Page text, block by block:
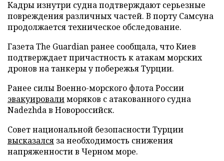
Кадры изнутри судна подтверждают серьезные
повреждения различных частей. В порту Самсуна
продолжается техническое обследование.
Газета The Guardian ранее сообщала, что Киев
подтверждает причастность к атакам морских
дронов на танкеры у побережья Турции.
Ранее силы Военно-морского флота России
эвакуировалиморяков с атакованного судна
Nadezhda в Новороссийск.
Совет национальной безопасности Турции
высказался за необходимость снижения
напряженности в Черном море.